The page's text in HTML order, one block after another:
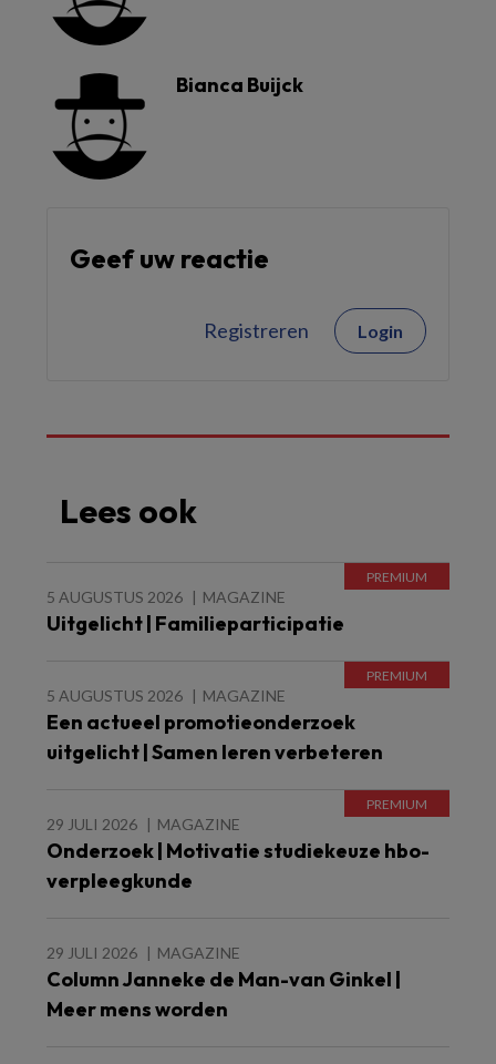
Bianca Buijck
Geef uw reactie
Registreren Login
Lees ook
5 AUGUSTUS 2026 MAGAZINE
Uitgelicht | Familieparticipatie
5 AUGUSTUS 2026 MAGAZINE
Een actueel promotieonderzoek
uitgelicht | Samen leren verbeteren
29 JULI 2026 MAGAZINE
Onderzoek | Motivatie studiekeuze hbo-
verpleegkunde
29 JULI 2026 MAGAZINE
Column Janneke de Man-van Ginkel |
Meer mens worden